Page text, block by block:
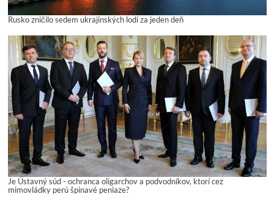
Rusko zničilo sedem ukrajinských lodí za jeden deň
Je Ústavný súd - ochranca oligarchov a podvodníkov, ktorí cez
mimovládky perú špinavé peniaze?